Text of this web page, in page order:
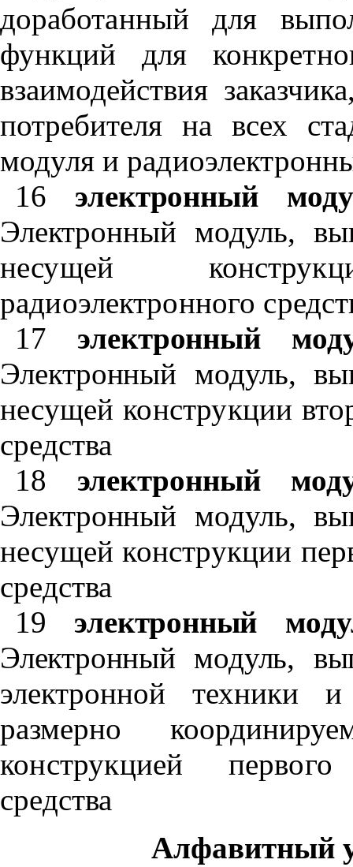
доработанный для
функций для
взаимодействия
потребителя на всех
модуля и
16 электронный
Электронный модуль,
несущей
радиоэлектронного
17 электронный
Электронный модуль,
несущей конструкции
средства
18 электронный
Электронный модуль,
несущей конструкции
средства
19 электронный
Электронный модуль,
электронной техники и
размерно
конструкцией
средства
Алфавитный